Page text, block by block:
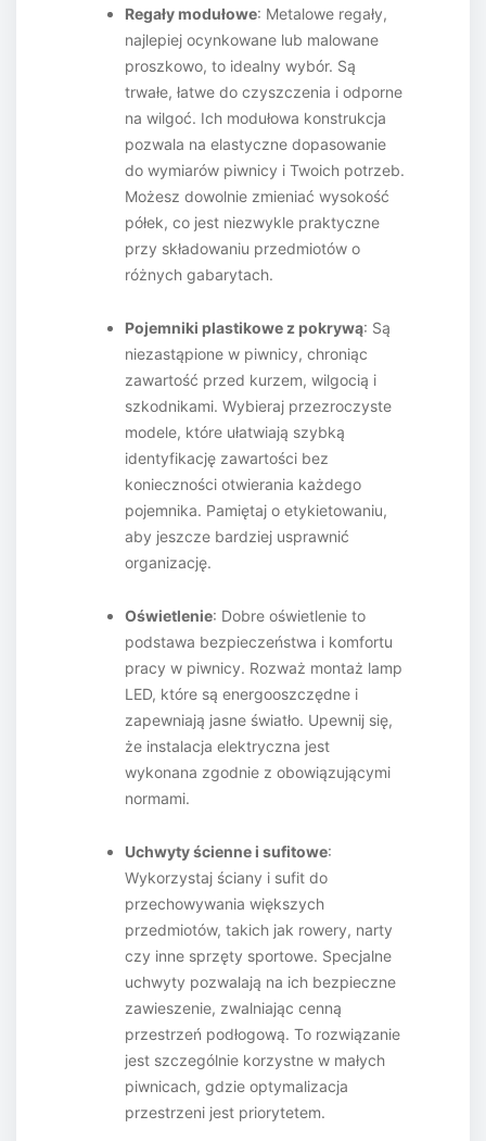
Regały modułowe: Metalowe regały,
najlepiej ocynkowane lub malowane
proszkowo, to idealny wybór. Są
trwałe, łatwe do czyszczenia i odporne
na wilgoć. Ich modułowa konstrukcja
pozwala na elastyczne dopasowanie
do wymiarów piwnicy i Twoich potrzeb.
Możesz dowolnie zmieniać wysokość
półek, co jest niezwykle praktyczne
przy składowaniu przedmiotów o
różnych gabarytach.
Pojemniki plastikowe z pokrywą: Są
niezastąpione w piwnicy, chroniąc
zawartość przed kurzem, wilgocią i
szkodnikami. Wybieraj przezroczyste
modele, które ułatwiają szybką
identyfikację zawartości bez
konieczności otwierania każdego
pojemnika. Pamiętaj o etykietowaniu,
aby jeszcze bardziej usprawnić
organizację.
Oświetlenie: Dobre oświetlenie to
podstawa bezpieczeństwa i komfortu
pracy w piwnicy. Rozważ montaż lamp
LED, które są energooszczędne i
zapewniają jasne światło. Upewnij się,
że instalacja elektryczna jest
wykonana zgodnie z obowiązującymi
normami.
Uchwyty ścienne i sufitowe:
Wykorzystaj ściany i sufit do
przechowywania większych
przedmiotów, takich jak rowery, narty
czy inne sprzęty sportowe. Specjalne
uchwyty pozwalają na ich bezpieczne
zawieszenie, zwalniając cenną
przestrzeń podłogową. To rozwiązanie
jest szczególnie korzystne w małych
piwnicach, gdzie optymalizacja
przestrzeni jest priorytetem.